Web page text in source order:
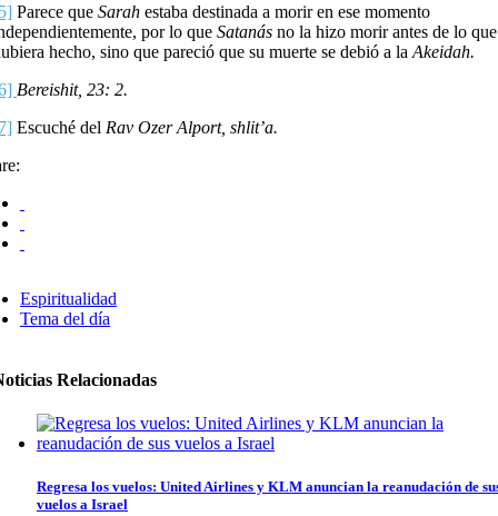
Parece que Sarah estaba destinada a morir en ese momento
por lo que Satanás no la hizo morir antes de lo que
hecho, sino que pareció que su muerte se debió a la Akeidah.
Bereishit, 23: 2.
Escuché del Rav Ozer Alport, shlit’a.
Espiritualidad
Tema del día
Relacionadas
Regresa los vuelos: United Airlines y KLM anuncian la reanudación de
vuelos a Israel